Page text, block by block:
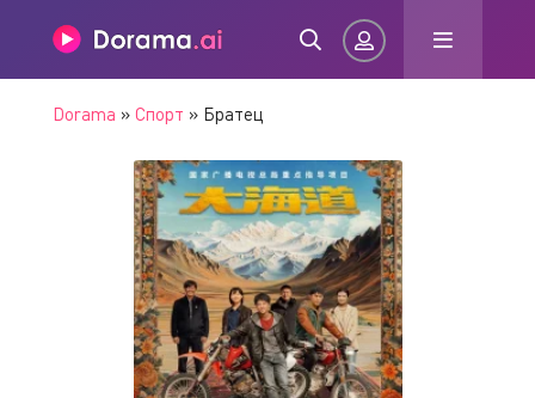
Запомнить
ВОЙТИ НА САЙТ
Dorama » Спорт » Братец